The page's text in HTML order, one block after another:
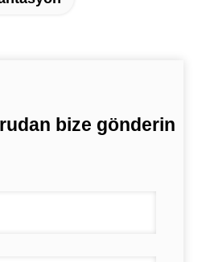
bize gönderin